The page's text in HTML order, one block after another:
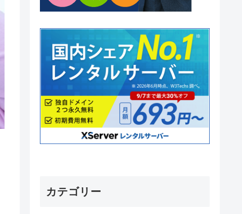
カテゴリー